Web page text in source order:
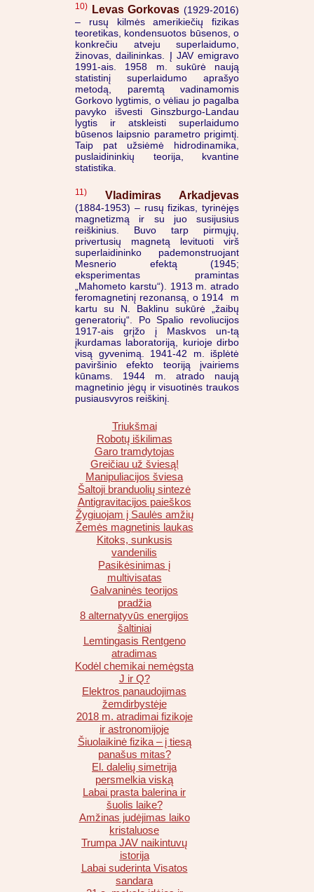
10) Levas Gorkovas (1929-2016)
– rusų kilmės amerikiečių fizikas
teoretikas, kondensuotos būsenos, o
konkrečiu atveju superlaidumo,
žinovas, dailininkas. Į JAV emigravo
1991-ais. 1958 m. sukūrė naują
statistinį superlaidumo aprašyo
metodą, paremtą vadinamomis
Gorkovo lygtimis, o vėliau jo pagalba
pavyko išvesti Ginszburgo-Landau
lygtis ir atskleisti superlaidumo
būsenos laipsnio parametro prigimtį.
Taip pat užsiėmė hidrodinamika,
puslaidininkių teorija, kvantine
statistika.
11) Vladimiras Arkadjevas
(1884-1953) – rusų fizikas, tyrinėjęs
magnetizmą ir su juo susijusius
reiškinius. Buvo tarp pirmųjų,
privertusių magnetą levituoti virš
superlaidininko pademonstruojant
Mesnerio efektą (1945;
eksperimentas pramintas
„Mahometo karstu“). 1913 m. atrado
feromagnetinį rezonansą, o 1914 m
kartu su N. Baklinu sukūrė „žaibų
generatorių“. Po Spalio revoliucijos
1917-ais grįžo į Maskvos un-tą
įkurdamas laboratoriją, kurioje dirbo
visą gyvenimą. 1941-42 m. išplėtė
paviršinio efekto teoriją įvairiems
kūnams. 1944 m. atrado naują
magnetinio jėgų ir visuotinės traukos
pusiausvyros reiškinį.
Triukšmai
Robotų iškilimas
Garo tramdytojas
Greičiau už šviesą!
Manipuliacijos šviesa
Šaltoji branduolių sintezė
Antigravitacijos paieškos
Žygiuojam į Saulės amžių
Žemės magnetinis laukas
Kitoks, sunkusis
vandenilis
Pasikėsinimas į
multivisatas
Galvaninės teorijos
pradžia
8 alternatyvūs energijos
šaltiniai
Lemtingasis Rentgeno
atradimas
Kodėl chemikai nemėgsta
J ir Q?
Elektros panaudojimas
žemdirbystėje
2018 m. atradimai fizikoje
ir astronomijoje
Šiuolaikinė fizika – į tiesą
panašus mitas?
El. dalelių simetrija
persmelkia viską
Labai prasta balerina ir
šuolis laike?
Amžinas judėjimas laiko
kristaluose
Trumpa JAV naikintuvų
istorija
Labai suderinta Visatos
sandara